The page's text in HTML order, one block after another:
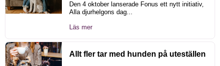
Den 4 oktober lanserade Fonus ett nytt initiativ,
Alla djurhelgons dag...
Läs mer
Allt fler tar med hunden på uteställen